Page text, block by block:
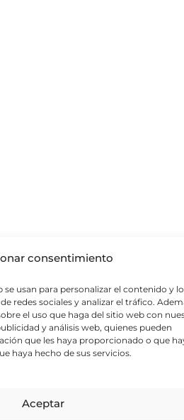
consentimiento
se usan para personalizar el contenido y
redes sociales y analizar el tráfico.
el uso que haga del sitio web con
y análisis web, quienes pueden
que les haya proporcionado o que
haya hecho de sus servicios.
Aceptar
(6)
(6)